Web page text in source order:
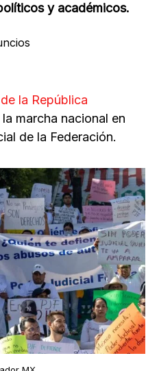
y académicos.
la República
marcha nacional en
de la Federación.